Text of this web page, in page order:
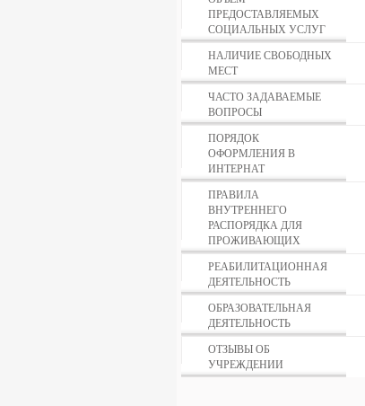
ПРЕДОСТАВЛЯЕМЫХ
СОЦИАЛЬНЫХ УСЛУГ
НАЛИЧИЕ СВОБОДНЫХ
МЕСТ
ЧАСТО ЗАДАВАЕМЫЕ
ВОПРОСЫ
ПОРЯДОК
ОФОРМЛЕНИЯ В
ИНТЕРНАТ
ПРАВИЛА
ВНУТРЕННЕГО
РАСПОРЯДКА ДЛЯ
ПРОЖИВАЮЩИХ
РЕАБИЛИТАЦИОННАЯ
ДЕЯТЕЛЬНОСТЬ
ОБРАЗОВАТЕЛЬНАЯ
ДЕЯТЕЛЬНОСТЬ
ОТЗЫВЫ ОБ
УЧРЕЖДЕНИИ